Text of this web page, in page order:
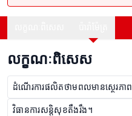
លក្ខណៈពិសេស
ដំណើរការផលិតថាមពលមានស្ថេរភាព
វិធានការសន្តិសុខតឹងរឹង។